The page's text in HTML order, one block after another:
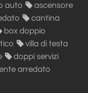
auto
ascensore
cantina
box doppio
villa di testa
doppi servizi
arredato